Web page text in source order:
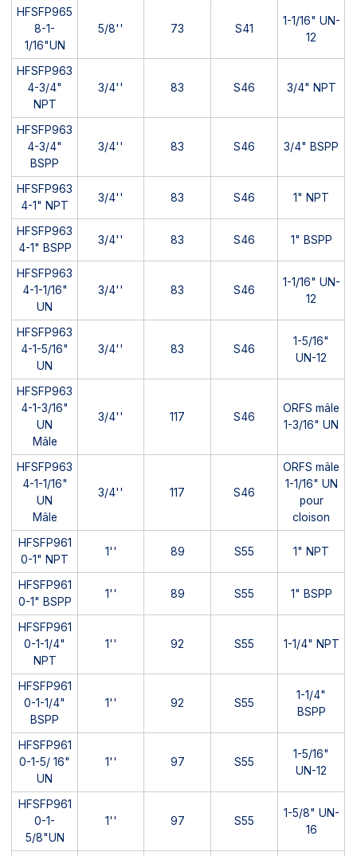
HFSFP965
8-1-
1/16"UN
5/8'' 73 S41
1-1/16" UN-
12
HFSFP963
4-3/4"
NPT
3/4'' 83 S46 3/4" NPT
HFSFP963
4-3/4"
BSPP
3/4'' 83 S46 3/4" BSPP
HFSFP963
4-1" NPT
3/4'' 83 S46 1" NPT
HFSFP963
4-1" BSPP
3/4'' 83 S46 1" BSPP
HFSFP963
4-1-1/16"
UN
3/4'' 83 S46
1-1/16" UN-
12
HFSFP963
4-1-5/16"
UN
3/4'' 83 S46
1-5/16"
UN-12
HFSFP963
4-1-3/16"
UN
Mâle
3/4'' 117 S46
ORFS mâle
1-3/16" UN
HFSFP963
4-1-1/16"
UN
Mâle
3/4'' 117 S46
ORFS mâle
1-1/16" UN
pour
cloison
HFSFP961
0-1" NPT
1'' 89 S55 1" NPT
HFSFP961
0-1" BSPP
1'' 89 S55 1" BSPP
HFSFP961
0-1-1/4"
NPT
1'' 92 S55 1-1/4" NPT
HFSFP961
0-1-1/4"
BSPP
1'' 92 S55
1-1/4"
BSPP
HFSFP961
0-1-5/ 16"
UN
1'' 97 S55
1-5/16"
UN-12
HFSFP961
0-1-
5/8"UN
1'' 97 S55
1-5/8" UN-
16